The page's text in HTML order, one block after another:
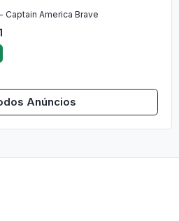
Captain America Brave
Anúncios